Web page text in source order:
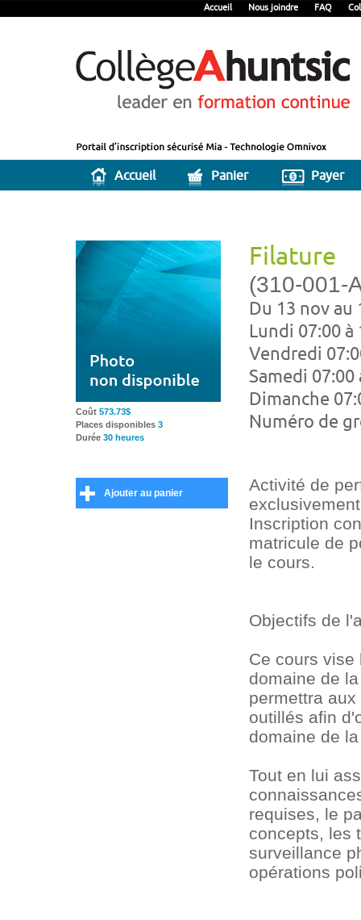
Accueil Nous joindre FAQ
Accueil Panier Payer
Coût 573.73$
Places disponibles 3
Durée 30 heures
Ajouter au panier
Filature
(310-001-
Du 13 nov au
Lundi 07:00 à
Vendredi
Samedi 07:00
Dimanche
Numéro de
Activité de
Inscription
matricule de
le cours.
Objectifs de
Ce cours vise
domaine de
permettra
outillés afin
domaine de
Tout en lui
requises, le
concepts, les
surveillance
opérations